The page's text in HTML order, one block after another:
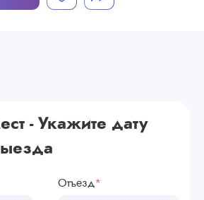
- Укажите дату
Отъезд*